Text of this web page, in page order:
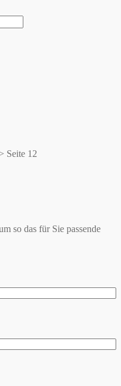
> Seite 12
so das für Sie passende